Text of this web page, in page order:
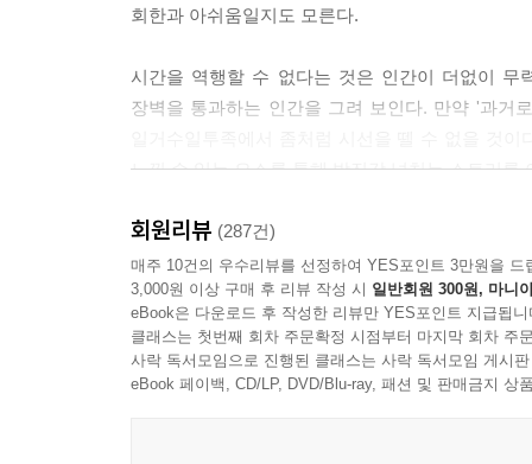
회한과 아쉬움일지도 모른다.
시간을 역행할 수 없다는 것은 인간이 더없이 무
장벽을 통과하는 인간을 그려 보인다. 만약 '과거
느낄 수 있는 요소를 통해 박진감 넘치는 스토리를
이 소설의 주인공인 엘리엇은 명망 있는 외과의
연인을 사고로부터 구해내지 못한 것이다. 캄보
전으로 돌아갈 수 있는 기회를 부여잡는다. 그
나비효과처럼 그의 삶 전체를 뒤죽박죽이 된 혼
연쇄적으로 또 다른 문제가 무더기로 양산된 것이
회원리뷰 (287건)
매주 10건의 우수리뷰를 선정하여 YES포인트 3만원을 드
3,000원 이상 구매 후 리뷰 작성 시 일반회원 300원, 마니
eBook은 다운로드 후 작성한 리뷰만 YES포인트 지급됩니
클래스는 첫번째 회차 주문확정 시점부터 마지막 회차 주
사락 독서모임으로 진행된 클래스는 사락 독서모임 게시
eBook 페이백, CD/LP, DVD/Blu-ray, 패션 및 판매금지 상